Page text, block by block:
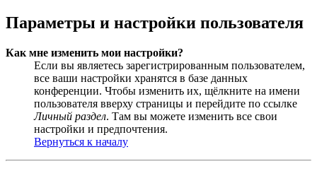
Параметры и настройки пользователя
Как мне изменить мои настройки?
Если вы являетесь зарегистрированным пользователем,
все ваши настройки хранятся в базе данных
конференции. Чтобы изменить их, щёлкните на имени
пользователя вверху страницы и перейдите по ссылке
Личный раздел. Там вы можете изменить все свои
настройки и предпочтения.
Вернуться к началу